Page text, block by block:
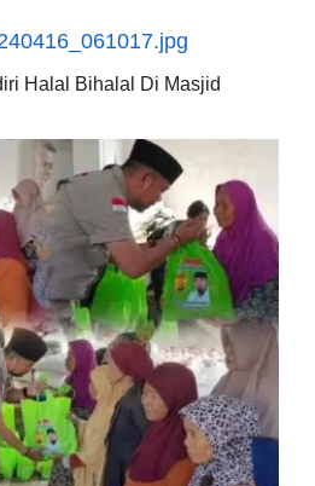
Halal Bihalal Di Masjid